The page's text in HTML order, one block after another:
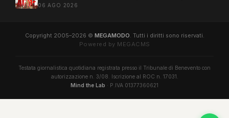
06 AGO 2026
Copyright 2005–2026 © MEGAMODO. Tutti i diritti sono riservati.
Powered by MEGACMS
Testata giornalistica quotidiana registrata presso il Tribunale di Benevento con
autorizzazione n. 3/08. Iscrizione al ROC n. 17031.
Mind the Lab · P.IVA 01377360621